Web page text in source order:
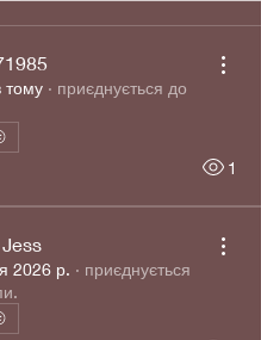
тому · приєднується до
1
2026 р. · приєднується